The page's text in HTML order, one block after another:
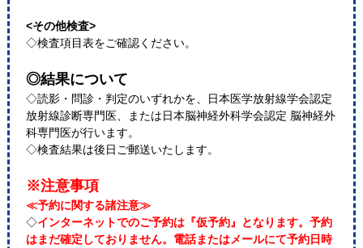
<その他検査>
◇検査項目表をご確認ください。
◎結果について
◇読影・問診・判定のいずれかを、日本医学放射線学会認定
放射線診断専門医、または日本脳神経外科学会認定 脳神経外
科専門医が行います。
◇検査結果は後日ご郵送いたします。
※注意事項
≪予約に関する諸注意≫
◇インターネットでのご予約は『仮予約』となります。予約
はまだ確定しておりません。電話またはメールにて予約日時